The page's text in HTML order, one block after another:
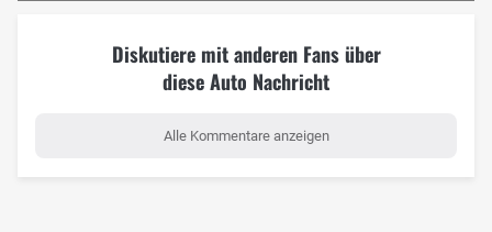
Diskutiere mit anderen Fans über
diese Auto Nachricht
Alle Kommentare anzeigen